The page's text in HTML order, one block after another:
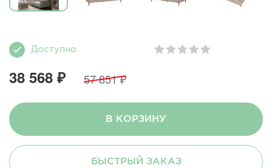
Доступно
38 568 ₽ 57 851 ₽
В КОРЗИНУ
БЫСТРЫЙ ЗАКАЗ